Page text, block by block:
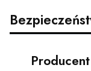
Producent